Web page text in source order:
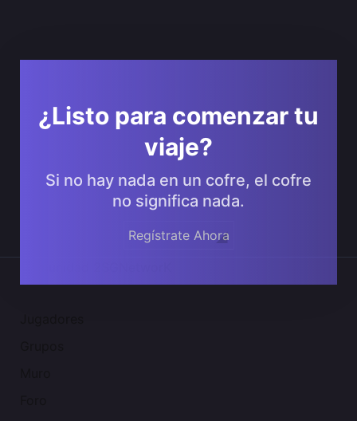
¿Listo para comenzar tu
viaje?
Si no hay nada en un cofre, el cofre
no significa nada.
Regístrate Ahora